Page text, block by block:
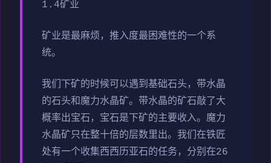
1.4矿业
矿业是最麻烦，推入度最困难性的一个系
统。
我们下矿的时候可以遇到基础石头，带水晶
的石头和魔力水晶矿。带水晶的矿石敲了大
概率出宝石，宝石是下矿的主要收入。魔力
水晶矿只在整十倍的层数里出。我们在铁匠
处有一个收集西西历亚石的任务，分别在26